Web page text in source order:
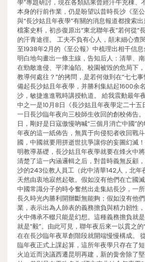
學”專題研討，現在各類結果曾經汗牛充棟、
本身的行前作業，仍是盼望以昔時長沙《至
與“長沙姑且年夜學”有關的消息報道都搜索
檔案史料，初步復原出“東北聯年夜”若何從“
的汗青途徑。 工夫不負有心人，顛末細心查
至1938年2月的《至公報》中梳理出相干信
明白地勾畫出一條主線，告知后人：清華、
在勁敵進侵、平津淪陷、校園被毀的危局下
教導何處往？”的拷問，是若何做到在“七七
備起長沙姑且年夜學，并勝利集結起1600余
沙，敏捷進進戰時講授軌道。 給我震動最年
中之一是10月8日《長沙姑且年夜學定二十
一日長沙臨年夜向三校師生收回的創校佈告
日，剛好是日寇傲慢吶喊“三個月消亡中國”
年夜的這一紙佈告，無異于向侵犯者收回戰
國，中國就要用拼逝世抗爭讓你的妄圖幻滅
明教導基礎，長沙姑且年夜學就要在烽火中
清楚了這一內涵邏輯之后，對昔時義無反顧
沙的243位教人員工（此中清華142人，北年
天然由衷地寂然起敬。假如沒有他們在亡國
中國常識分子的時令奮然出走集結長沙，一
長久時光內勝利開辦斷無能夠；假如沒有他
業，表示出為人師表的義務擔負與精力韌性
火中傳承不輟只能是幻想。這種義務擔負就
就是“毅”。由此可見，聯年夜后來一以貫之
在在長沙臨年夜草創階段就開端慢慢構成。
臨年夜正式上課起算，這所年夜學只存在了
火迫近而決議西遷昆明再建，新的黌舍除了